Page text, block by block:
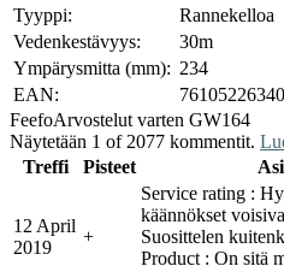
Tyyppi:
Rannekelloa
Vedenkestävyys:
30m
Ympärysmitta (mm): 234
EAN:
FeefoArvostelut varten GW164
Näytetään 1 of 2077 kommentit.
Treffi
Pisteet
12 April
2019
+
Service rating :
käännökset
Suosittelen
Product : On sitä